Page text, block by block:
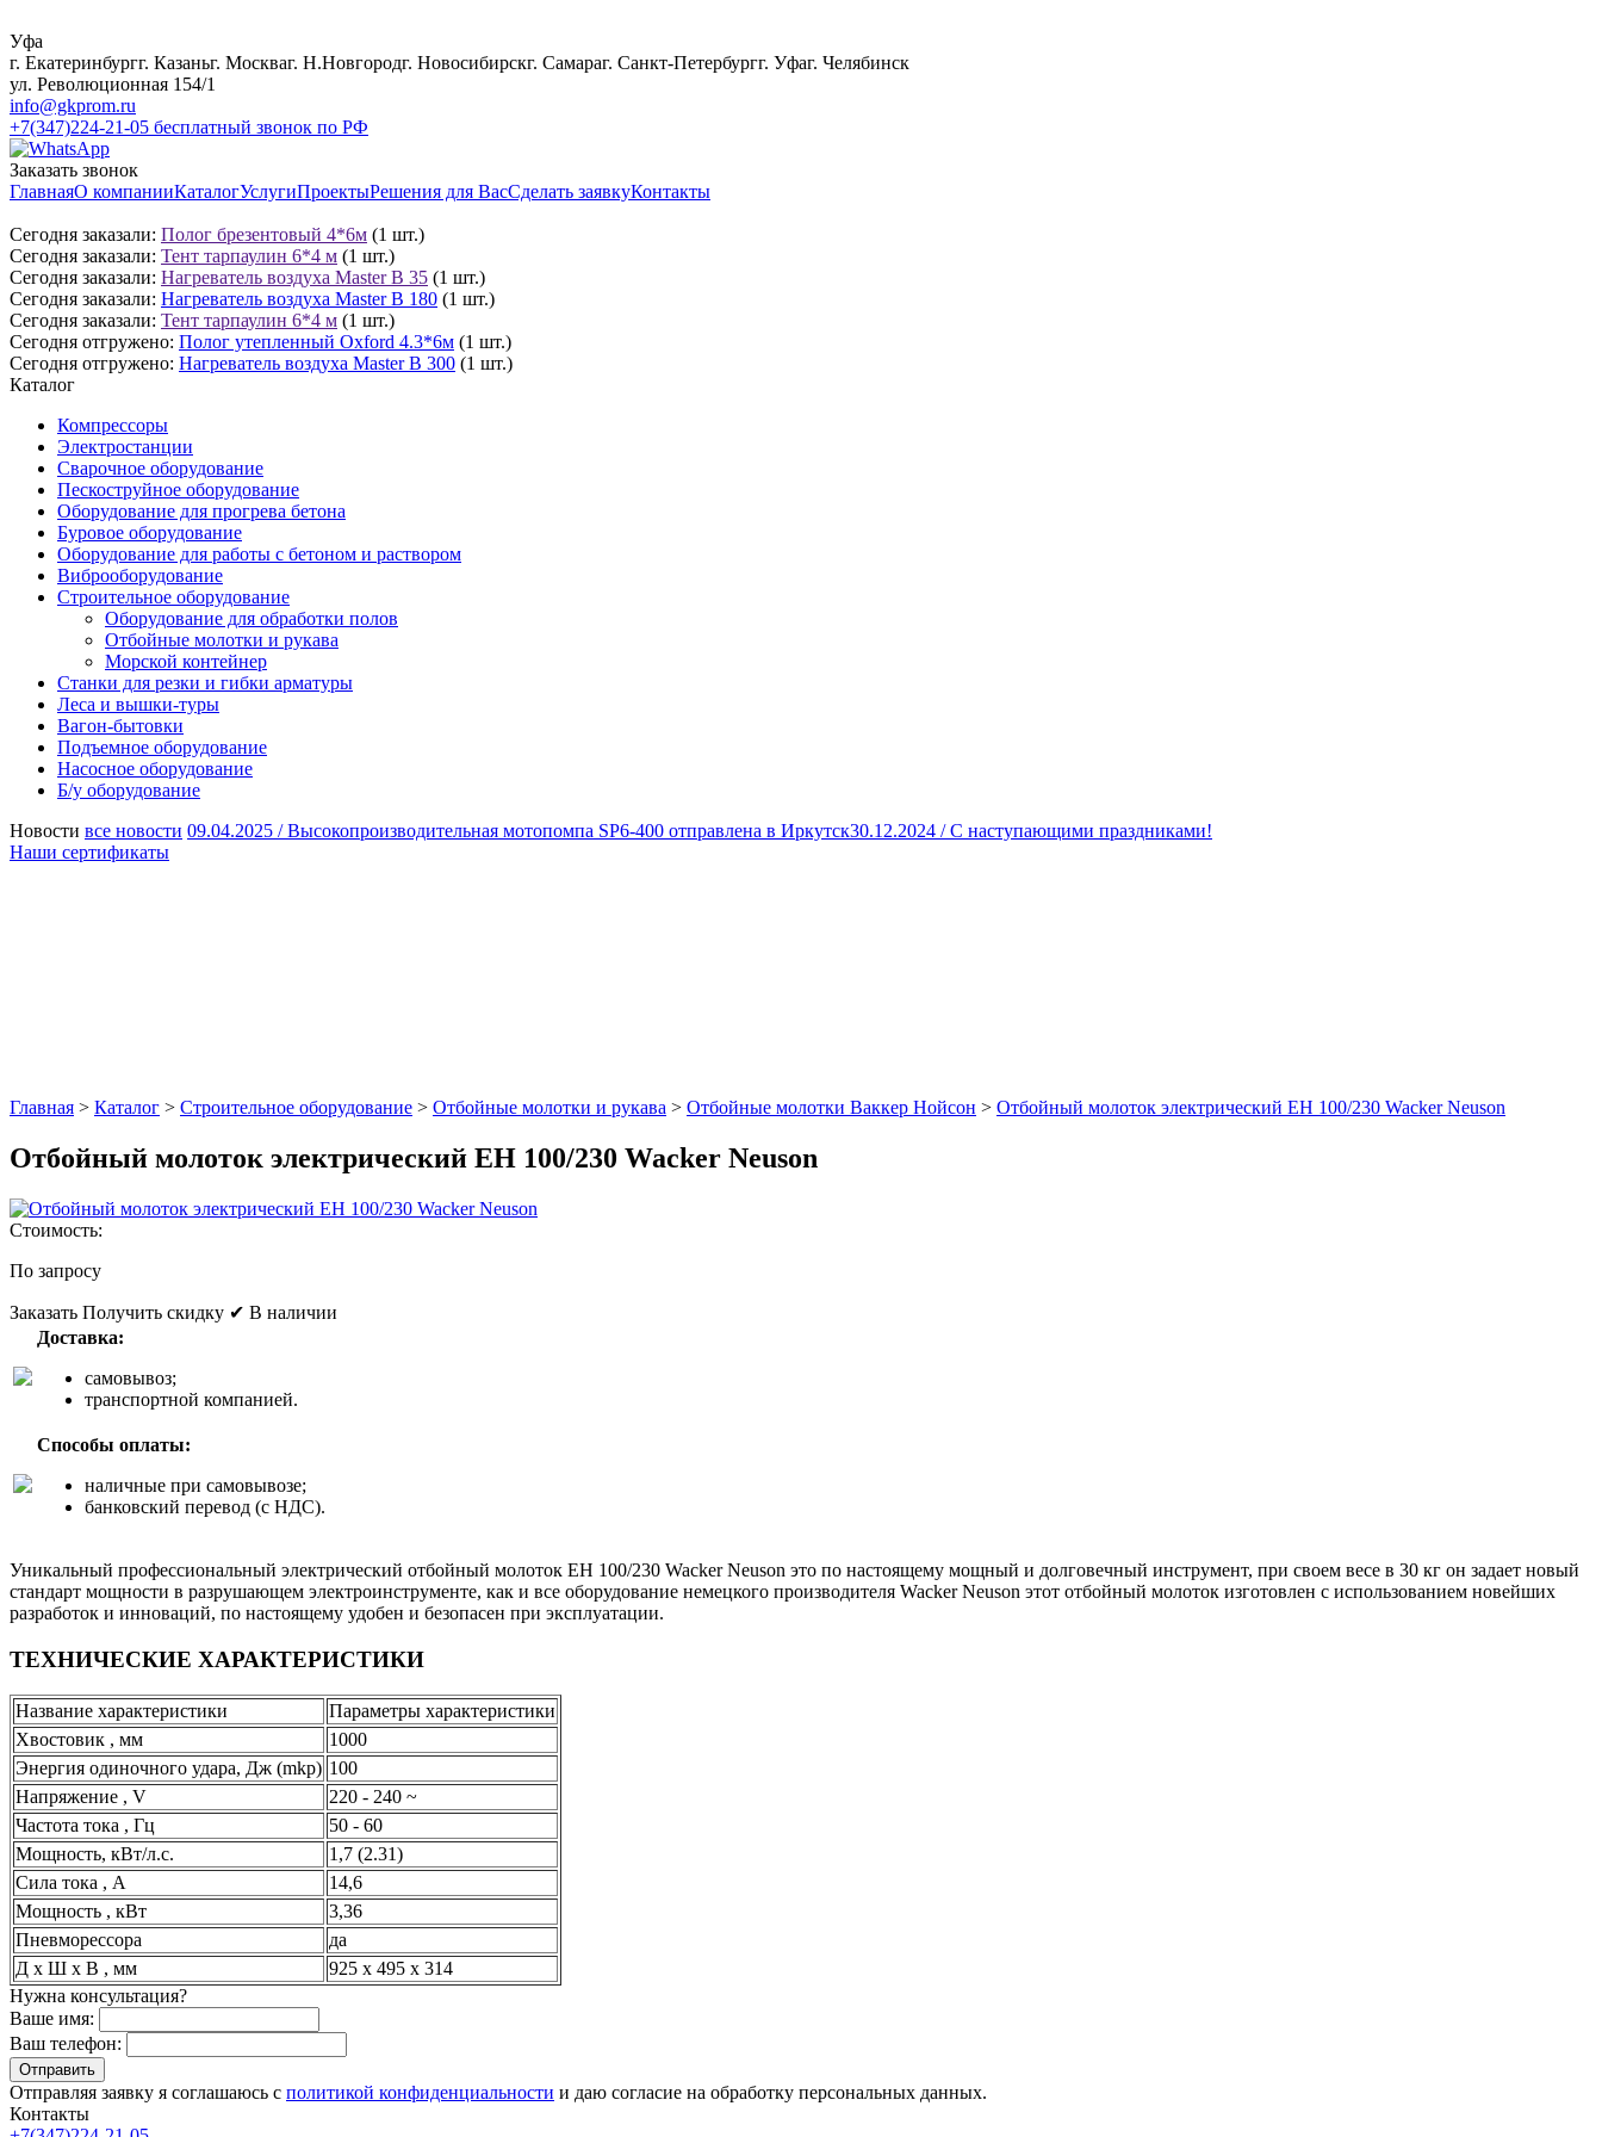
Уфа
г. Екатеринбургг. Казаньг. Москваг. Н.Новгородг. Новосибирскг. Самараг. Санкт-Петербургг. Уфаг. Челябинск
ул. Революционная 154/1
info@gkprom.ru
+7(347)224-21-05 бесплатный звонок по РФ
Заказать звонок
ГлавнаяО компанииКаталогУслугиПроектыРешения для ВасСделать заявкуКонтакты
Сегодня заказали: Полог брезентовый 4*6м (1 шт.)
Сегодня заказали: Тент тарпаулин 6*4 м (1 шт.)
Сегодня заказали: Нагреватель воздуха Master B 35 (1 шт.)
Сегодня заказали: Нагреватель воздуха Master B 180 (1 шт.)
Сегодня заказали: Тент тарпаулин 6*4 м (1 шт.)
Сегодня отгружено: Полог утепленный Oxford 4.3*6м (1 шт.)
Сегодня отгружено: Нагреватель воздуха Master B 300 (1 шт.)
Каталог
Компрессоры
Электростанции
Сварочное оборудование
Пескоструйное оборудование
Оборудование для прогрева бетона
Буровое оборудование
Оборудование для работы с бетоном и раствором
Виброоборудование
Строительное оборудование
Оборудование для обработки полов
Отбойные молотки и рукава
Морской контейнер
Станки для резки и гибки арматуры
Леса и вышки-туры
Вагон-бытовки
Подъемное оборудование
Насосное оборудование
Б/у оборудование
Новости все новости 09.04.2025 /Высокопроизводительная мотопомпа SP6-400 отправлена в Иркутск30.12.2024 /С наступающими праздниками!
Наши сертификаты
Главная > Каталог > Строительное оборудование > Отбойные молотки и рукава > Отбойные молотки Ваккер Нойсон > Отбойный молоток электрический EH 100/230 Wacker Neuson
Отбойный молоток электрический EH 100/230 Wacker Neuson
Стоимость:
По запросу
Заказать Получить скидку ✔ В наличии
Доставка:
самовывоз;
транспортной компанией.
Способы оплаты:
наличные при самовывозе;
банковский перевод (с НДС).
Уникальный профессиональный электрический отбойный молотoк EH 100/230 Wacker Neuson это по настоящему мощный и долговечный инструмент, при своем весе в 30 кг он задает новый
стандарт мощности в разрушающем электроинструменте, как и все оборудование немецкого производителя Wacker Neuson этот отбойный молоток изготовлен с использованием новейших
разработок и инноваций, по настоящему удобен и безопасен при эксплуатации.
ТЕХНИЧЕСКИЕ ХАРАКТЕРИСТИКИ
Название характеристики
Параметры характеристики
Хвостовик , мм
1000
Энергия одиночного удара, Дж (mkp) 100
Напряжение , V
220 - 240 ~
Частота тока , Гц
50 - 60
Мощность, кВт/л.с.
1,7 (2.31)
Сила тока , А
14,6
Мощность , кВт
3,36
Пневморессора
да
Д x Ш x В , мм
925 x 495 x 314
Нужна консультация?
Ваше имя:
Ваш телефон:
Отправляя заявку я соглашаюсь с политикой конфиденциальности и даю согласие на обработку персональных данных.
Контакты